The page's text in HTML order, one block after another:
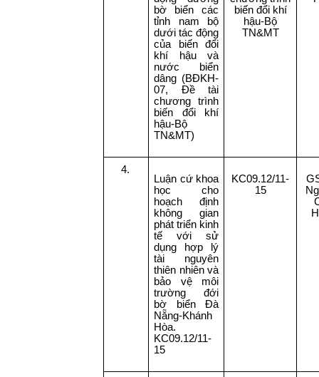
bờ biển các
tỉnh nam bộ
dưới tác động
của biến đổi
khí hậu và
nước biển
dâng (BĐKH-
07, Đề tài
chương trình
biến đổi khí
hậu-Bộ
TN&MT)
biến đổi khí
hậu-Bộ
TN&MT
4.
Luận cứ khoa
học cho
hoạch định
không gian
phát triển kinh
tế với sử
dụng hợp lý
tài nguyên
thiên nhiên và
bảo vệ môi
trường đới
bờ biển Đà
Nẵng-Khánh
Hòa.
KC09.12/11-
15
KC09.12/11-
15